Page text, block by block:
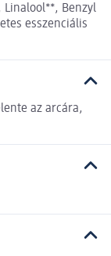
Linalool**, Benzyl
esszenciális
az arcára,